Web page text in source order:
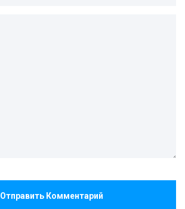
Отправить Комментарий